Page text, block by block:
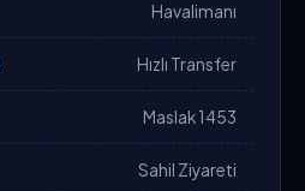
Havalimanı
Hızlı Transfer
Maslak 1453
Sahil Ziyareti